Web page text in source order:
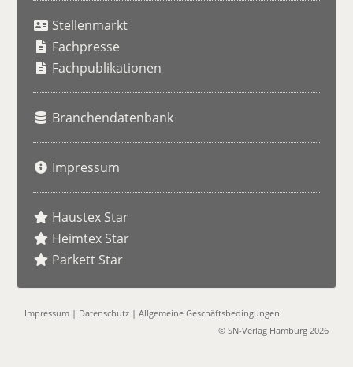
Stellenmarkt
Fachpresse
Fachpublikationen
Branchendatenbank
Impressum
Haustex Star
Heimtex Star
Parkett Star
Impressum | Datenschutz |Allgemeine Geschäftsbedingungen
© SN-Verlag Hamburg 2026